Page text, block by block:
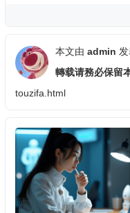
本文由 admin
轉载请務必保留
touzifa.html